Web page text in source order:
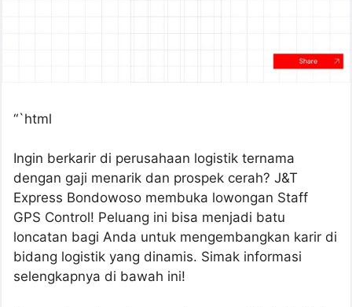
“`html
Ingin berkarir di perusahaan logistik ternama
dengan gaji menarik dan prospek cerah? J&T
Express Bondowoso membuka lowongan Staff
GPS Control! Peluang ini bisa menjadi batu
loncatan bagi Anda untuk mengembangkan karir di
bidang logistik yang dinamis. Simak informasi
selengkapnya di bawah ini!